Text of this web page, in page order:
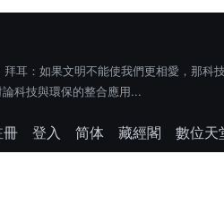
耳：如果文明不能使我們更相愛，那科
科技與環保的整合應用...
冊 登入 简体 藏經閣
數位天